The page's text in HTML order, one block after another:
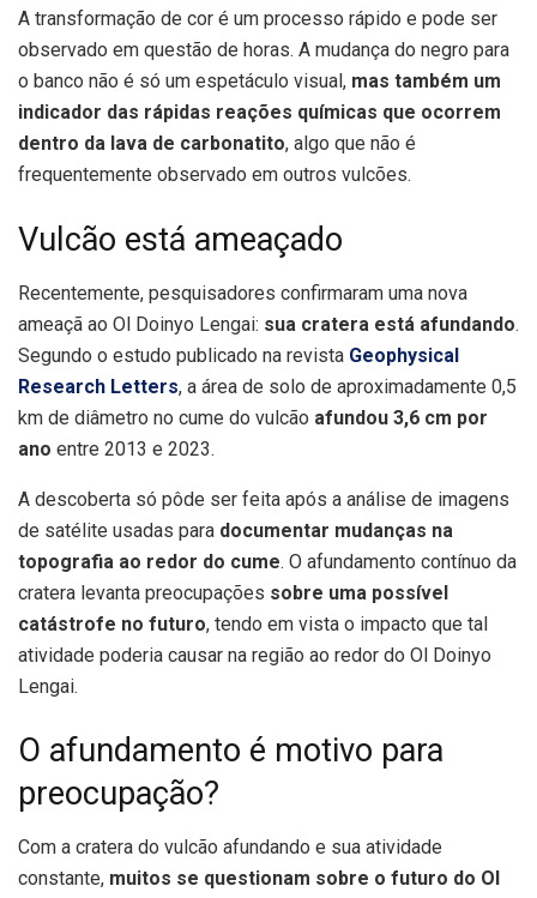
A transformação de cor é um processo rápido e pode ser
observado em questão de horas. A mudança do negro para
o banco não é só um espetáculo visual, mas também um
indicador das rápidas reações químicas que ocorrem
dentro da lava de carbonatito, algo que não é
frequentemente observado em outros vulcões.
Vulcão está ameaçado
Recentemente, pesquisadores confirmaram uma nova
ameaçã ao Ol Doinyo Lengai: sua cratera está afundando.
Segundo o estudo publicado na revista Geophysical
Research Letters, a área de solo de aproximadamente 0,5
km de diâmetro no cume do vulcão afundou 3,6 cm por
ano entre 2013 e 2023.
A descoberta só pôde ser feita após a análise de imagens
de satélite usadas para documentar mudanças na
topografia ao redor do cume. O afundamento contínuo da
cratera levanta preocupações sobre uma possível
catástrofe no futuro, tendo em vista o impacto que tal
atividade poderia causar na região ao redor do Ol Doinyo
Lengai.
O afundamento é motivo para
preocupação?
Com a cratera do vulcão afundando e sua atividade
constante, muitos se questionam sobre o futuro do Ol